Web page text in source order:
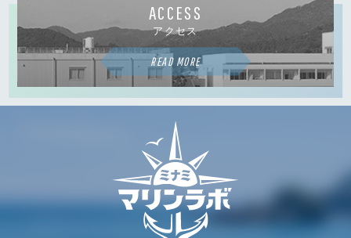
ACCESS
アクセス
READ MORE